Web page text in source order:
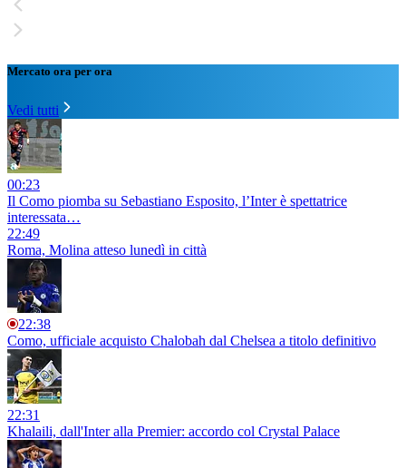
Mercato ora per ora
Vedi tutti
00:23
Il Como piomba su Sebastiano Esposito, l’Inter è spettatrice
interessata…
22:49
Roma, Molina atteso lunedì in città
22:38
Como, ufficiale acquisto Chalobah dal Chelsea a titolo definitivo
22:31
Khalaili, dall'Inter alla Premier: accordo col Crystal Palace